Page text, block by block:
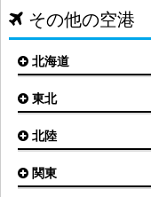
その他の空港
北海道
札幌(新千歳)空港
旭川空港
オホーツク紋別空港
東北
仙台空港
青森空港
北陸
小松空港
関東